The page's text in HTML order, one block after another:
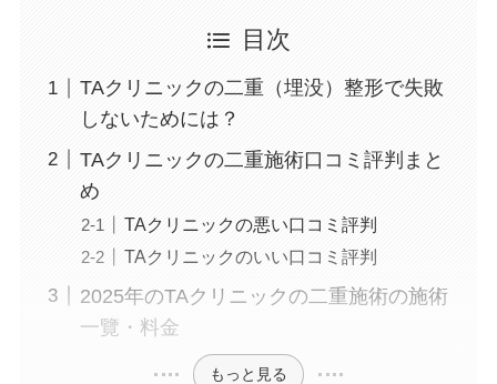
タ注射、いぼ除去、医療脱毛など
目次
TAクリニックの二重（埋没）整形で失敗
しないためには？
TAクリニックの二重施術口コミ評判まと
め
TAクリニックの悪い口コミ評判
TAクリニックのいい口コミ評判
2025年のTAクリニックの二重施術の施術
一覽・料金
もっと見る